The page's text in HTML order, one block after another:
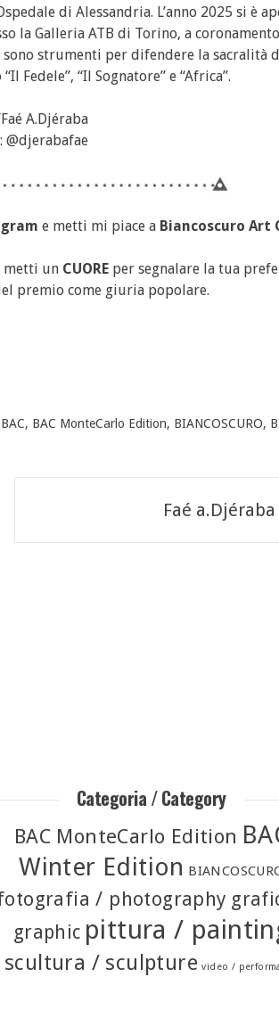
di Alessandria. L’anno 2025 si è
la Galleria ATB di Torino, a
strumenti per difendere la sacralità
“Il Sognatore” e “Africa”.
A.Djéraba
: @djerabafae
e metti mi piace a Biancoscuro Art
un CUOREper segnalare la tua
premio come giuria popolare.
BAC, BAC MonteCarlo Edition, BIANCOSCURO,
Faé a.Djéraba
Categoria / Category
BAC MonteCarlo Edition
Winter Edition
/ photography
graphic pittura /
scultura / sculpture video /